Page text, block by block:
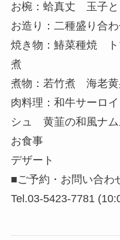
お椀：蛤真丈 玉子
お造り：二種盛り合
焼き物：鰆菜種焼
煮
煮物：若竹煮 海老
肉料理：和牛サーロ
シュ 黄韮の和風ナ
お食事
デザート
■ご予約・お問い合
Tel.03-5423-7781